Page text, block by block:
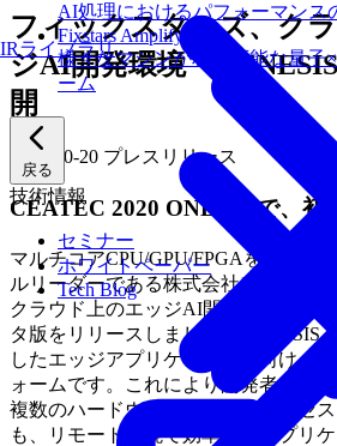
AI処理におけるパフォーマンス
Fixstars Amplify
様々なマシンが利用可能な量子
ーム
戻る
技術情報
セミナー
ホワイトペーパー
Tech Blog
IRライブラリ
フィックスターズ、ク
ジAI開発環境「
開
2020-10-20 プレスリリース
CEATEC 2020 ONLINEで、初
マルチコアCPU/GPU/FPGAを用いた
ルリーダーである株式会社フィックス
クラウド上のエッジAI開発環境「
タ版をリリースしました。GENESIS
したエッジアプリケーション向けノ
ォームです。これにより開発者は、
複数のハードウェアに自在にアクセ
も、リモート環境で効率よくアプリ